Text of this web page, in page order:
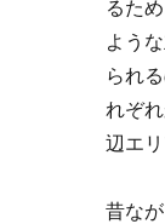
るた
よう
られ
れぞ
辺エ
昔な